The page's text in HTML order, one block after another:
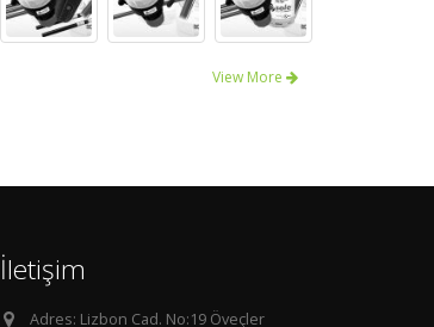
View More
İletişim
Adres: Lizbon Cad. No:19 Öveçler